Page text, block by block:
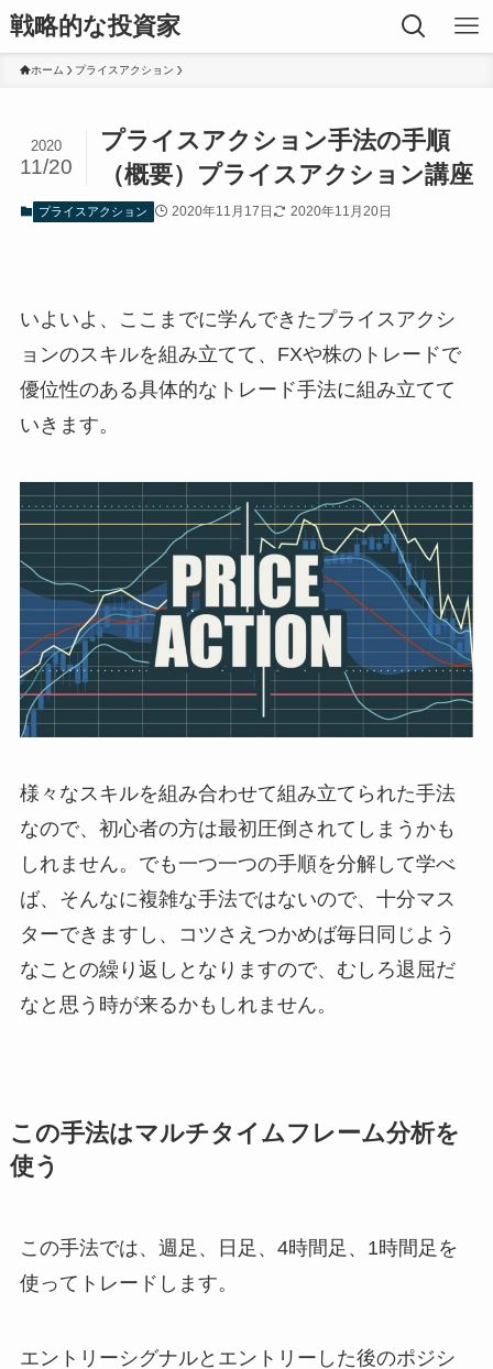
戦略的な投資家
ホーム プライスアクション
プライスアクション手法の手順
（概要）プライスアクション講座
2020
11/20
プライスアクション 2020年11月17日 2020年11月20日
いよいよ、ここまでに学んできたプライスアクシ
ョンのスキルを組み立てて、FXや株のトレードで
優位性のある具体的なトレード手法に組み立てて
いきます。
様々なスキルを組み合わせて組み立てられた手法
なので、初心者の方は最初圧倒されてしまうかも
しれません。でも一つ一つの手順を分解して学べ
ば、そんなに複雑な手法ではないので、十分マス
ターできますし、コツさえつかめば毎日同じよう
なことの繰り返しとなりますので、むしろ退屈だ
なと思う時が来るかもしれません。
この手法はマルチタイムフレーム分析を
使う
この手法では、週足、日足、4時間足、1時間足を
使ってトレードします。
エントリーシグナルとエントリーした後のポジシ